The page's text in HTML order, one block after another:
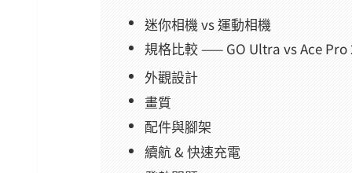
迷你相機 vs 運動相機
規格比較 —— GO Ultra vs Ace Pro
外觀設計
畫質
配件與腳架
續航 & 快速充電